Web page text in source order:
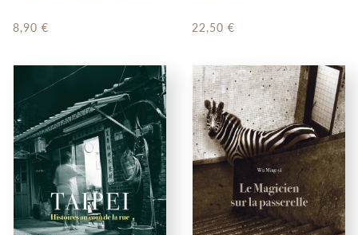
8,90 € 22,50 €